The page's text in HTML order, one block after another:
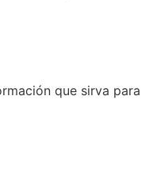
que sirva para